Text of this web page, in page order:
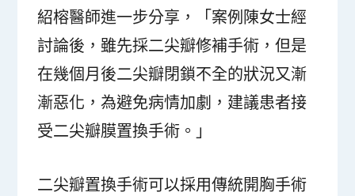
紹榕醫師進一步分享，「案例陳女士經
討論後，雖先採二尖瓣修補手術，但是
在幾個月後二尖瓣閉鎖不全的狀況又漸
漸惡化，為避免病情加劇，建議患者接
受二尖瓣膜置換手術。」
二尖瓣置換手術可以採用傳統開胸手術